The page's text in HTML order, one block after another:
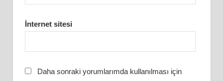
İnternet sitesi
Daha sonraki yorumlarımda kullanılması için